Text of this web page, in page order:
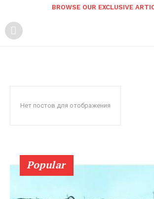
BROWSE OUR EXCLUSIVE
Нет постов для отображения
Popular